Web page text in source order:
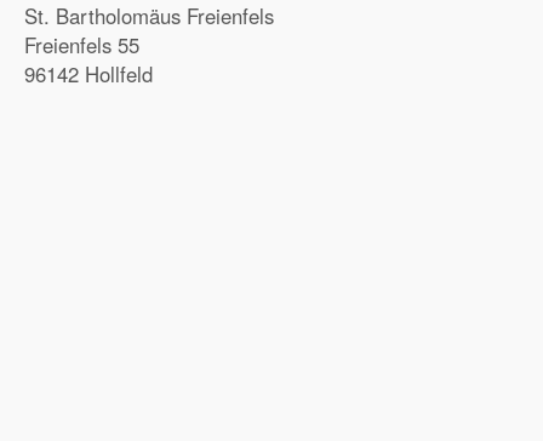
St. Bartholomäus Freienfels
Freienfels 55
96142 Hollfeld